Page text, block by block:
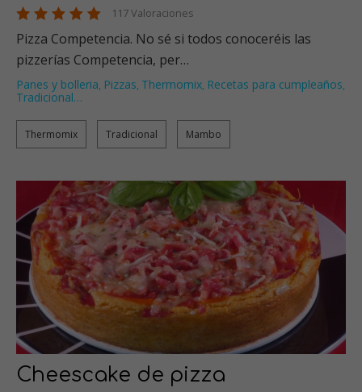
117 Valoraciones
Pizza Competencia. No sé si todos conoceréis las
pizzerías Competencia, per…
Panes y bolleria, Pizzas, Thermomix, Recetas para cumpleaños,
Tradicional…
Thermomix Tradicional Mambo
Cheescake de pizza